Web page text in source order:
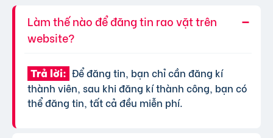
Làm thế nào để đăng tin rao vặt trên
website?
Trả lời: Để đăng tin, bạn chỉ cần đăng kí
thành viên, sau khi đăng kí thành công, bạn có
thể đăng tin, tất cả đều miễn phí.